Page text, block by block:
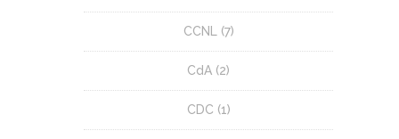
CCNL (7)
CdA (2)
CDC (1)